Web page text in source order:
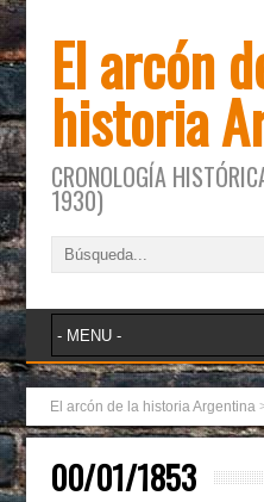
El arcón
historia
CRONOLOGÍA
1930)
El arcón de la historia Argentina
00/01/1853